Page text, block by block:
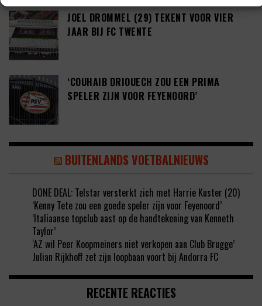
JOEL DROMMEL (29) TEKENT VOOR VIER
JAAR BIJ FC TWENTE
‘COUHAIB DRIOUECH ZOU EEN PRIMA
SPELER ZIJN VOOR FEYENOORD’
BUITENLANDS VOETBALNIEUWS
DONE DEAL: Telstar versterkt zich met Harrie Kuster (20)
‘Kenny Tete zou een goede speler zijn voor Feyenoord’
‘Italiaanse topclub aast op de handtekening van Kenneth
Taylor’
‘AZ wil Peer Koopmeiners niet verkopen aan Club Brugge’
Julian Rijkhoff zet zijn loopbaan voort bij Andorra FC
RECENTE REACTIES